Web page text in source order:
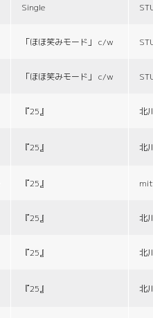
Single
「ほほ笑みモード」 c/w
「ほほ笑みモード」 c/w
『25』 北
『25』 北
『25』
『25』 北
『25』 北
『25』 北